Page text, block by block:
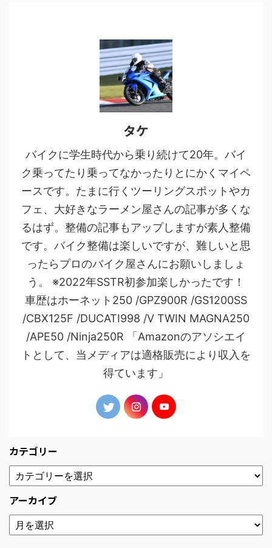
タケ
バイクに学生時代から乗り続けて20年。バイ
ク乗ってたり乗ってなかったりとにかくマイペ
ースです。たまに行くツーリングスポットやカ
フェ、大好きなラーメン屋さんの記事が多くな
るはず。整備の記事もアップしますが素人整備
です。バイク整備は楽しいですが、難しいと思
ったらプロのバイク屋さんにお願いしましょ
う。 ※2022年SSTR初参加楽しかったです！
車歴はホーネット250 /GPZ900R /GS1200SS
/CBX125F /DUCATI998 /V TWIN MAGNA250
/APE50 /Ninja250R 「Amazonのアソシエイ
トとして、当メディアは適格販売により収入を
得ています」
カテゴリー
アーカイブ